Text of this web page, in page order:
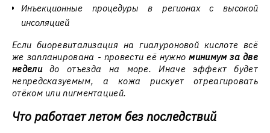
Инъекционные процедуры в регионах с высокой
инсоляцией
Если биоревитализация на гиалуроновой кислоте всё
же запланирована - провести её нужноминимум за две
неделидо отъезда на море. Иначе эффект будет
непредсказуемым, а кожа рискует отреагировать
отёком или пигментацией.
Что работает летом без последствий